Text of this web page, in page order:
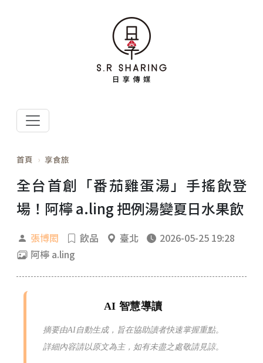
首頁 享食旅
全台首創「番茄雞蛋湯」手搖飲登
場！阿檸 a.ling 把例湯變夏日水果飲
張博閎 飲品 臺北
2026-05-25 19:28
阿檸 a.ling
AI 智慧導讀
摘要由AI自動生成，旨在協助讀者快速掌握重點。
詳細內容請以原文為主，如有未盡之處敬請見諒。